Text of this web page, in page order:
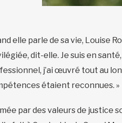
elle parle de sa vie, Louise
dit-elle. Je suis en
j’ai œuvré tout au
étaient reconnues. »
par des valeurs de justice